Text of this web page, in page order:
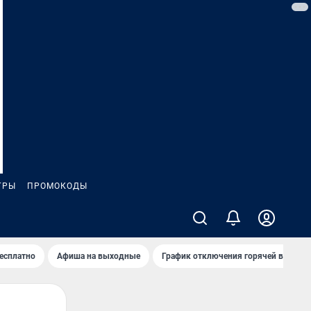
ПРОМОКОДЫ
Афиша на выходные График отключения горячей воды в